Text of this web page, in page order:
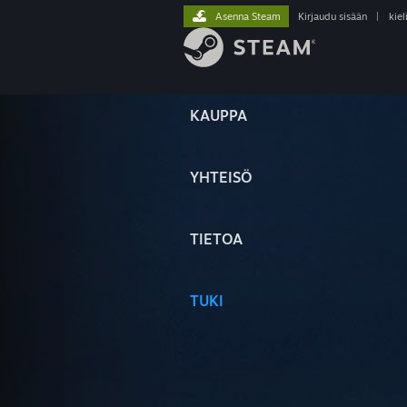
KAUPPA
YHTEISÖ
TIETOA
TUKI
Asenna Steam Kirjaudu sisään kieli